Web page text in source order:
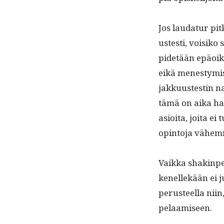
Jos lau­datur
ustesti, voisiko
pide­tään
eikä
jakku­ustestin
tämä on aika
asioi­ta, joi­ta ei
opin­to­ja
Vaik­ka
kenellekään ei
perus­teel­la
pelaamiseen.